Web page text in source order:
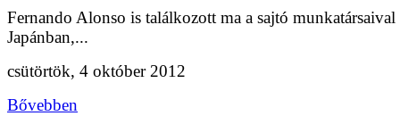
Fernando Alonso is találkozott ma a sajtó munkatársaival
Japánban,...
csütörtök, 4 október 2012
Bővebben